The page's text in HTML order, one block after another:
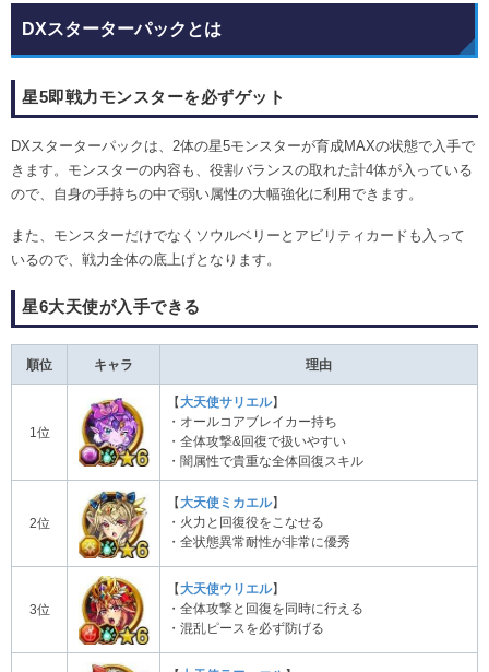
DXスターターパックとは
星5即戦力モンスターを必ずゲット
DXスターターパックは、2体の星5モンスターが育成MAXの状態で入手で
きます。モンスターの内容も、役割バランスの取れた計4体が入っている
ので、自身の手持ちの中で弱い属性の大幅強化に利用できます。
また、モンスターだけでなくソウルベリーとアビリティカードも入って
いるので、戦力全体の底上げとなります。
星6大天使が入手できる
順位 キャラ 理由
1位
【大天使サリエル】
・オールコアブレイカー持ち
・全体攻撃&回復で扱いやすい
・闇属性で貴重な全体回復スキル
2位
【大天使ミカエル】
・火力と回復役をこなせる
・全状態異常耐性が非常に優秀
3位
【大天使ウリエル】
・全体攻撃と回復を同時に行える
・混乱ピースを必ず防げる